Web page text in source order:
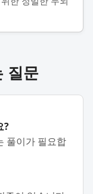
질문
?
풀이가 필요합